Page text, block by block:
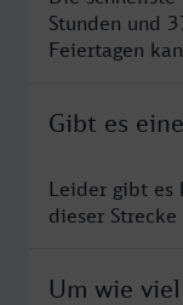
Stunden und
Feiertagen
Gibt es
Leider gibt es
dieser
Um wie